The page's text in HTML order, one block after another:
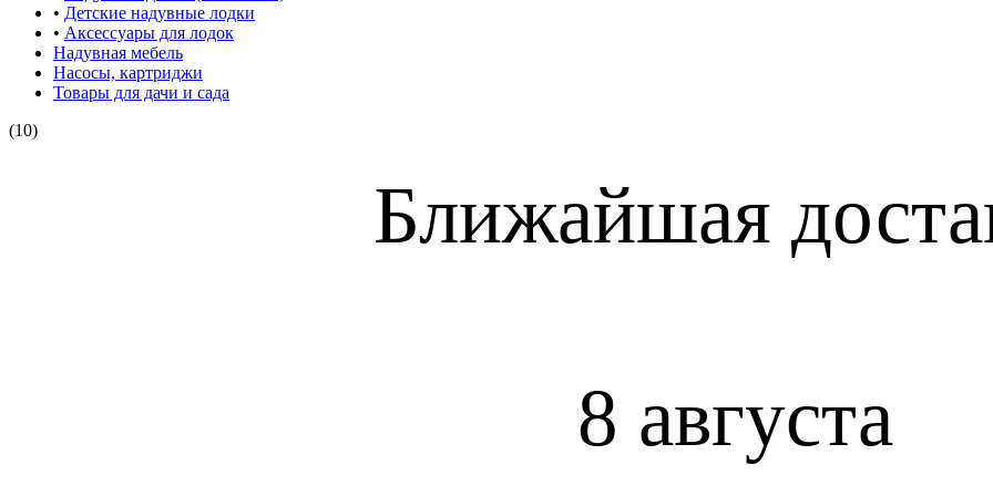
• Детские надувные лодки
• Аксессуары для лодок
Надувная мебель
Насосы, картриджи
Товары для дачи и сада
(10)
Ближайшая
8 августа